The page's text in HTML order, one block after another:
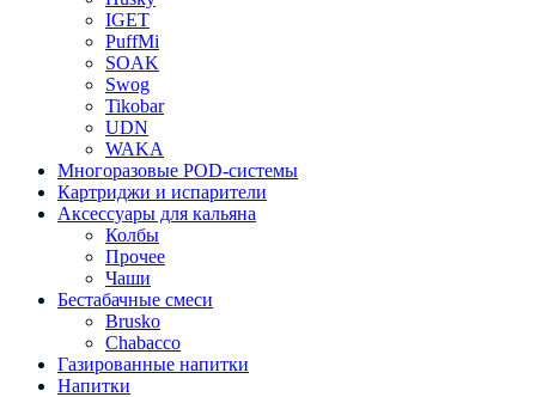
IGET
PuffMi
SOAK
Swog
Tikobar
UDN
WAKA
Многоразовые POD-системы
Картриджи и испарители
Аксессуары для кальяна
Колбы
Прочее
Чаши
Бестабачные смеси
Brusko
Chabacco
Газированные напитки
Напитки